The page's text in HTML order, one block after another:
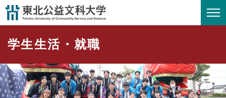
ペ
の
頭
で
す
メニューを飛ばして本文へ
学生生活・就職